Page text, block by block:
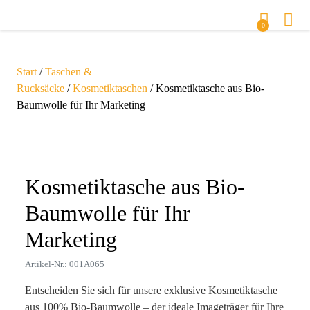
0
Start /Taschen &
Rucksäcke /Kosmetiktaschen / Kosmetiktasche aus Bio-
Baumwolle für Ihr Marketing
Kosmetiktasche aus Bio-
Baumwolle für Ihr
Marketing
Artikel-Nr.: 001A065
Entscheiden Sie sich für unsere exklusive Kosmetiktasche
aus 100% Bio-Baumwolle – der ideale Imageträger für Ihre